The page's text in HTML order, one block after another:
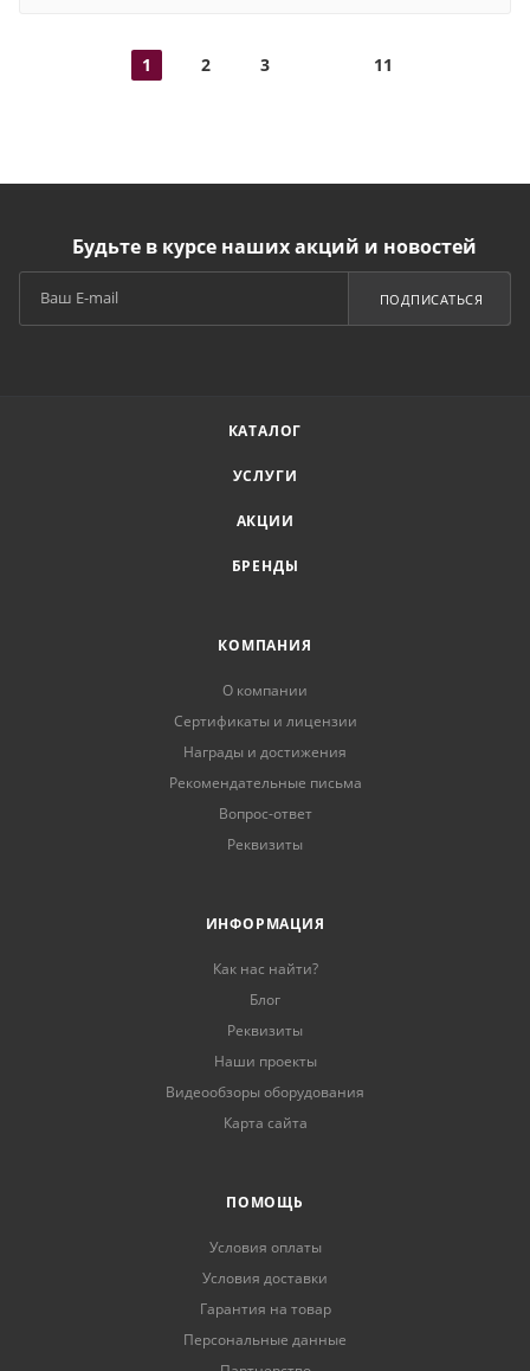
1 2 3 11
Будьте в курсе наших акций и новостей
ПОДПИСАТЬСЯ
КАТАЛОГ
УСЛУГИ
АКЦИИ
БРЕНДЫ
КОМПАНИЯ
О компании
Сертификаты и лицензии
Награды и достижения
Рекомендательные письма
Вопрос-ответ
Реквизиты
ИНФОРМАЦИЯ
Как нас найти?
Блог
Реквизиты
Наши проекты
Видеообзоры оборудования
Карта сайта
ПОМОЩЬ
Условия оплаты
Условия доставки
Гарантия на товар
Персональные данные